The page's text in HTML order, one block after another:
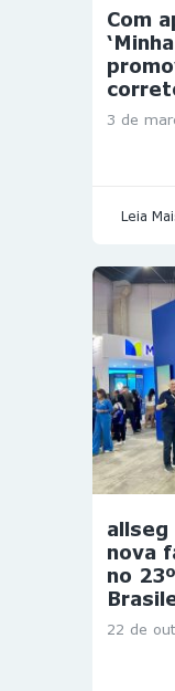
Com
3 de
Leia
allseg
nova
no
22 de